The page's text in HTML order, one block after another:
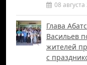
08 августа
Глава
Васильев
жителей
с